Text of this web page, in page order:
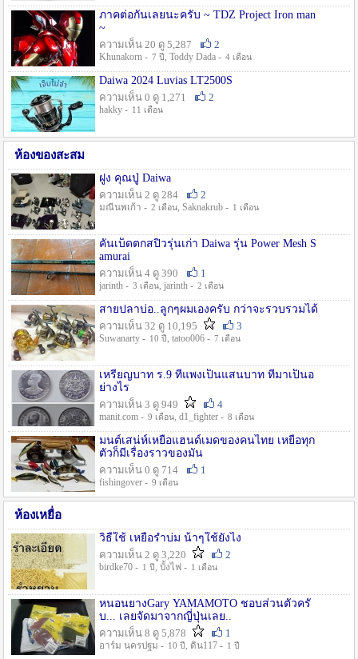
ภาคต่อกันเลยนะครับ ~ TDZ Project Iron man
~
ความเห็น 20 ดู 5,287
2
Khunakorn - 7 ปี , Toddy Dada - 4 เดือน
Daiwa 2024 Luvias LT2500S
ความเห็น 0 ดู 1,271
2
hakky - 11 เดือน
ห้องของสะสม
ฝูง คุณปู่ Daiwa
ความเห็น 2 ดู 284
2
มณีนพเก้า - 2 เดือน, Saknakrub - 1 เดือน
คันเบ็ดตกสปิ๋วรุ่นเก่า Daiwa รุ่น Power Mesh S
amurai
ความเห็น 4 ดู 390
1
jarinth - 3 เดือน, jarinth - 2 เดือน
สายปลาบ่อ..ลูกๆผมเองครับ กว่าจะรวบรวมได้
ความเห็น 32 ดู 10,195
3
Suwanarty - 10 ปี , tatoo006 - 7 เดือน
เหรียญบาท ร.9 ที่แพงเป็นแสนบาท ที่มาเป็นอ
ย่างไร
ความเห็น 3 ดู 949
4
manit.com - 9 เดือน, d1_fighter - 8 เดือน
มนต์เสน่ห์เหยื่อแฮนด์เมดของคนไทย เหยื่อทุก
ตัวก็มีเรื่องราวของมัน
ความเห็น 0 ดู 714
1
fishingover - 9 เดือน
ห้องเหยื่อ
วิธืใช้ เหยื่อรำบ่ม น้าๆใช้ยังไง
ความเห็น 2 ดู 3,220
2
birdke70 - 1 ปี , บั้งไฟ - 1 เดือน
หนอนยางGary YAMAMOTO ชอบส่วนตัวครั
บ... เลยจัดมาจากญี่ปุ่นเลย..
ความเห็น 8 ดู 5,878
1
อาร์ม นครปฐม - 10 ปี , ดิน117 - 1 ปี